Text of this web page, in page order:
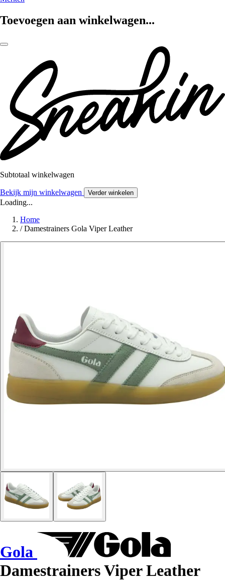
Toevoegen aan winkelwagen...
Subtotaal winkelwagen
Bekijk mijn winkelwagen Verder winkelen
Loading...
Home
/ Damestrainers Gola Viper Leather
Gola
Damestrainers Viper Leather